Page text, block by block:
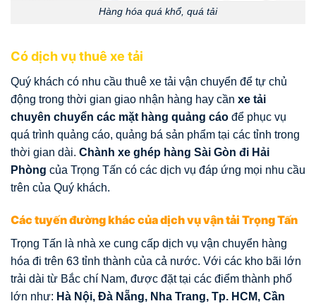
Hàng hóa quá khổ, quá tải
Có dịch vụ thuê xe tải
Quý khách có nhu cầu thuê xe tải vận chuyển để tự chủ
động trong thời gian giao nhận hàng hay cần xe tải
chuyên chuyển các mặt hàng quảng cáo để phục vụ
quá trình quảng cáo, quảng bá sản phẩm tại các tỉnh trong
thời gian dài. Chành xe ghép hàng Sài Gòn đi Hải
Phòng của Trọng Tấn có các dịch vụ đáp ứng mọi nhu cầu
trên của Quý khách.
Các tuyến đường khác của dịch vụ vận tải Trọng Tấn
Trọng Tấn là nhà xe cung cấp dịch vụ vận chuyển hàng
hóa đi trên 63 tỉnh thành của cả nước. Với các kho bãi lớn
trải dài từ Bắc chí Nam, được đặt tại các điểm thành phố
lớn như: Hà Nội, Đà Nẵng, Nha Trang, Tp. HCM, Cần